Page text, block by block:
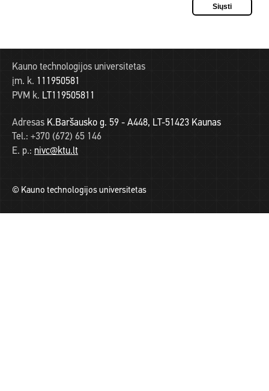
Kauno technologijos universitetas
įm. k. 111950581
PVM k. LT119505811
Adresas K.Baršausko g. 59 - A448, LT-51423 Kaunas
Tel.: +370 (672) 65 146
E. p.: nivc@ktu.lt
© Kauno technologijos universitetas